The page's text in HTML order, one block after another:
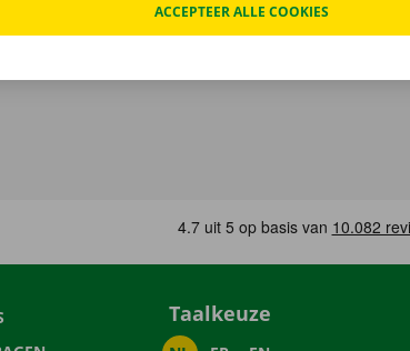
Taalkeuze
ACCEPTEER ALLE COOKIES